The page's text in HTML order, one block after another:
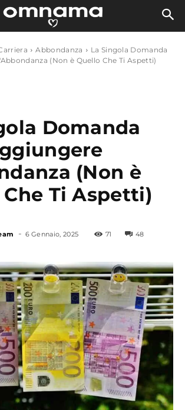
Abbondanza
La Singola Domanda
(Non è Quello Che Ti Aspetti)
Domanda
(Non è
Ti Aspetti)
- 6 Gennaio, 2025 71 48